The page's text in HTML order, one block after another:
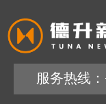
服务热线：